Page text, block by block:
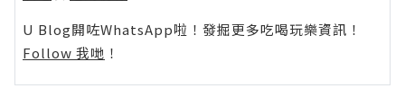
U Blog開咗WhatsApp啦！發掘更多吃喝玩樂資訊！
Follow 我哋 ！